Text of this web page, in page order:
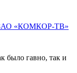
ЗАО «КОМКОР-ТВ»
было гавно, так и